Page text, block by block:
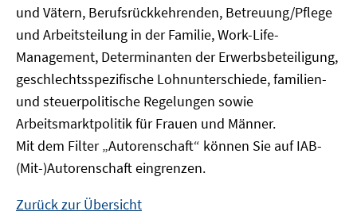
und Vätern, Berufsrückkehrenden, Betreuung/Pflege
und Arbeitsteilung in der Familie, Work-Life-
Management, Determinanten der Erwerbsbeteiligung,
geschlechtsspezifische Lohnunterschiede, familien-
und steuerpolitische Regelungen sowie
Arbeitsmarktpolitik für Frauen und Männer.
Mit dem Filter „Autorenschaft“ können Sie auf IAB-
(Mit-)Autorenschaft eingrenzen.
Zurück zur Übersicht